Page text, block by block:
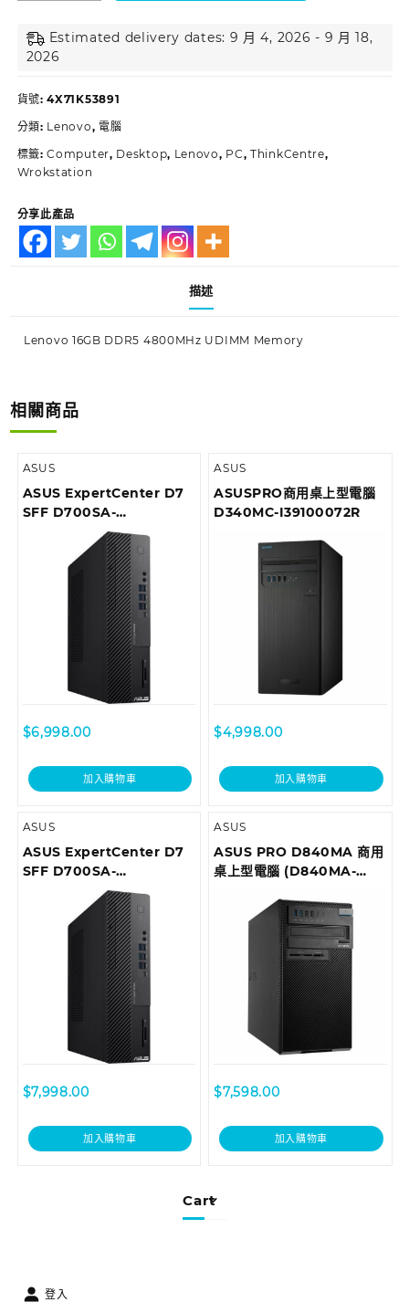
Cart
Estimated delivery dates: 9 月 4, 2026 - 9 月 18,
2026
貨號:4X71K53891
分類: Lenovo, 電腦
標籤:Computer, Desktop, Lenovo, PC,ThinkCentre,
Wrokstation
分享此產品
描述
Lenovo 16GB DDR5 4800MHz UDIMM Memory
相關商品
ASUS
ASUS ExpertCenter D7
SFF D700SA-
510400035T Desktop
$6,998.00
加入購物車
ASUS
ASUSPRO商用桌上型電腦
D340MC-I39100072R
$4,998.00
加入購物車
ASUS
ASUS ExpertCenter D7
SFF D700SA-
510500010T Desktop
$7,998.00
加入購物車
ASUS
ASUS PRO D840MA 商用
桌上型電腦 (D840MA-
$7,598.00
加入購物車
登入